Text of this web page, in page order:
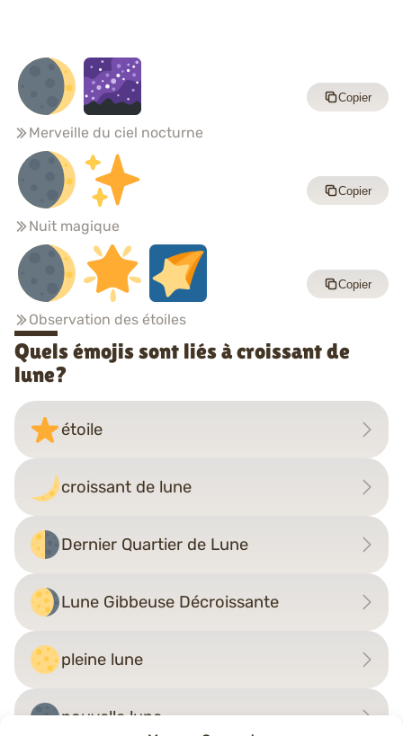
Merveille du ciel nocturne
Copier
Nuit magique
Copier
Observation des étoiles
Copier
Quels émojis sont liés à croissant de
lune?
étoile
croissant de lune
Dernier Quartier de Lune
Lune Gibbeuse Décroissante
pleine lune
nouvelle lune